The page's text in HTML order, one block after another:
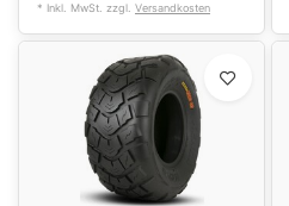
* Inkl. MwSt. zzgl. Versandkosten